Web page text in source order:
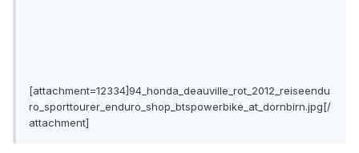
[attachment=12334]94_honda_deauville_rot_2012_reiseendu
ro_sporttourer_enduro_shop_btspowerbike_at_dornbirn.jpg[/
attachment]